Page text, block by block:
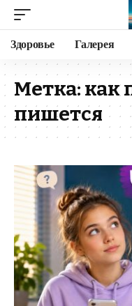
Здоровье Галерея
Метка: как
пишется